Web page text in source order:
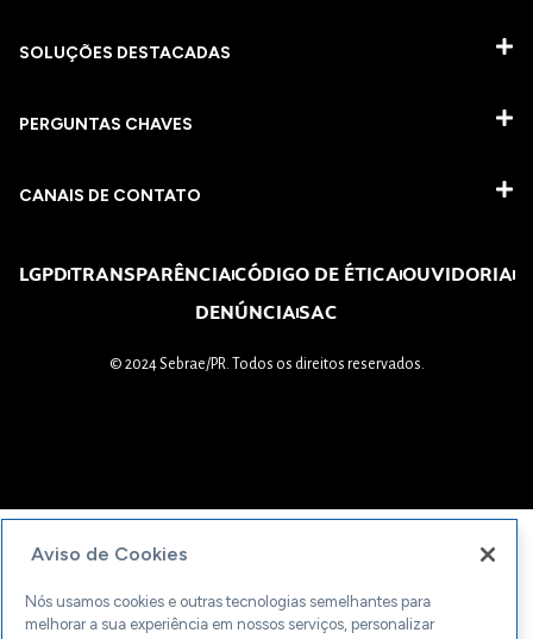
SOLUÇÕES DESTACADAS
PERGUNTAS CHAVES​
CANAIS DE CONTATO
LGPDTRANSPARÊNCIACÓDIGO DE ÉTICAOUVIDORIA
DENÚNCIASAC
© 2024 Sebrae/PR. Todos os direitos reservados.
Aviso de Cookies
Nós usamos cookies e outras tecnologias semelhantes para
melhorar a sua experiência em nossos serviços, personalizar